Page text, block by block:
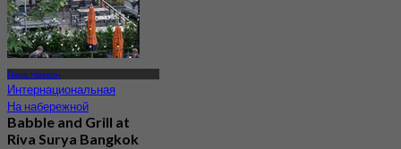
Пхра Накхон
Интернациональная
На набережной
Babble and Grill at
Riva Surya Bangkok